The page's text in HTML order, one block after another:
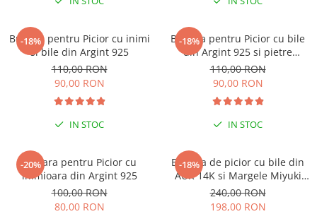
-18%
Bratara pentru Picior cu inimi
si bile din Argint 925
110,00 RON
90,00 RON
IN STOC
-18%
Bratara pentru Picior cu bile
din Argint 925 si pietre
semipretioase
110,00 RON
90,00 RON
IN STOC
-20%
Bratara pentru Picior cu
inimioara din Argint 925
100,00 RON
80,00 RON
-18%
Bratara de picior cu bile din
AUR 14K si Margele Miyuki
Turcoaz, snur gri reglabil
240,00 RON
198,00 RON